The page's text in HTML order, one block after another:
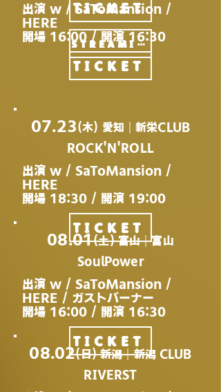
TICKET
STREAMING
出演 w / SaToMansion /
HERE
開場 16:00 / 開演 16:30
TICKET
07.23(木) 愛知｜新栄CLUB
ROCK'N'ROLL
出演 w / SaToMansion /
HERE
開場 18:30 / 開演 19:00
TICKET
08.01(土) 富山｜富山
SoulPower
出演 w / SaToMansion /
HERE / ガストバーナー
開場 16:00 / 開演 16:30
TICKET
08.02(日) 新潟｜新潟 CLUB
RIVERST